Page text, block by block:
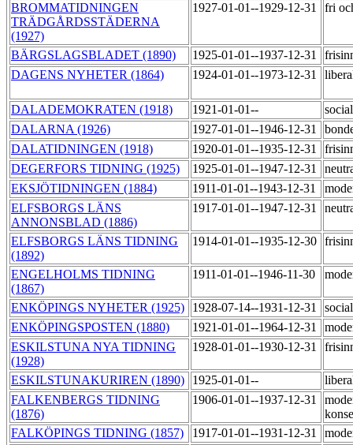
BROMMATIDNINGEN
TRÄDGÅRDSSTÄDERNA
(1927)
1927-01-01--1929-12-31 fri
BÄRGSLAGSBLADET (1890) 1925-01-01--1937-12-31
DAGENS NYHETER (1864)
1924-01-01--1973-12-31
DALADEMOKRATEN (1918) 1921-01-01--
DALARNA (1926)
1927-01-01--1946-12-31
DALATIDNINGEN (1918)
1920-01-01--1935-12-31
DEGERFORS TIDNING (1925)
1925-01-01--1947-12-31
EKSJÖTIDNINGEN (1884)
1911-01-01--1943-12-31
ELFSBORGS LÄNS
ANNONSBLAD (1886)
1917-01-01--1947-12-31
ELFSBORGS LÄNS TIDNING
(1892)
1914-01-01--1935-12-30
ENGELHOLMS TIDNING
(1867)
1911-01-01--1946-11-30
ENKÖPINGS NYHETER (1925) 1928-07-14--1931-12-31
ENKÖPINGSPOSTEN (1880)
1921-01-01--1964-12-31
ESKILSTUNA NYA TIDNING
(1928)
1928-01-01--1930-12-31
ESKILSTUNAKURIREN (1890) 1925-01-01--
FALKENBERGS TIDNING
(1876)
1906-01-01--1937-12-31
FALKÖPINGS TIDNING (1857)
1917-01-01--1931-12-31